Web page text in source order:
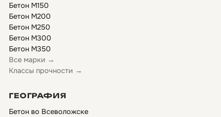
Бетон М150
Бетон М200
Бетон М250
Бетон М300
Бетон М350
Все марки →
Классы прочности →
ГЕОГРАФИЯ
Бетон во Всеволожске